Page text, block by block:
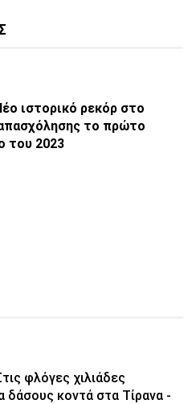
ιστορικό ρεκόρ στο
το πρώτο
του 2023
φλόγες χιλιάδες
δάσους κοντά στα Τίρανα -